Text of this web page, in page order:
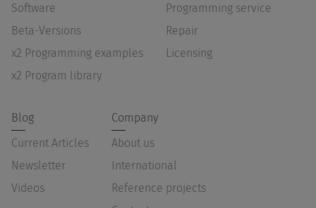
Software
Beta-Versions
x2 Programming examples
x2 Program library
Programming service
Repair
Licensing
Blog
Current Articles
Newsletter
Videos
Company
About us
International
Reference projects